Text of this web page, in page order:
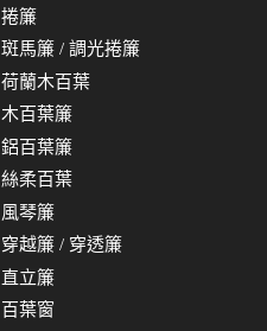
捲簾
斑馬簾 / 調光捲簾
荷蘭木百葉
木百葉簾
鋁百葉簾
絲柔百葉
風琴簾
穿越簾 / 穿透簾
直立簾
百葉窗